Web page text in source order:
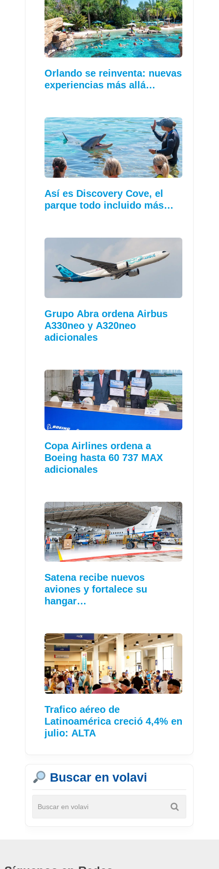
Orlando se reinventa: nuevas
experiencias más allá…
Así es Discovery Cove, el
parque todo incluido más…
Grupo Abra ordena Airbus
A330neo y A320neo
adicionales
Copa Airlines ordena a
Boeing hasta 60 737 MAX
adicionales
Satena recibe nuevos
aviones y fortalece su
hangar…
Trafico aéreo de
Latinoamérica creció 4,4% en
julio: ALTA
Buscar en volavi